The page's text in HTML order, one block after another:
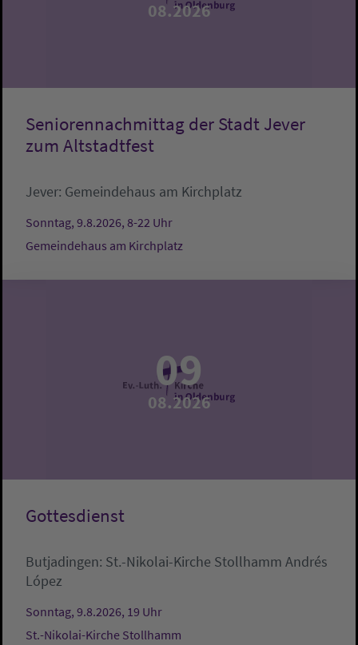
08.2026
Seniorennachmittag der Stadt Jever
zum Altstadtfest
Jever: Gemeindehaus am Kirchplatz
Sonntag, 9.8.2026, 8-22 Uhr
Gemeindehaus am Kirchplatz
09
08.2026
Gottesdienst
Butjadingen: St.-Nikolai-Kirche Stollhamm Andrés
López
Sonntag, 9.8.2026, 19 Uhr
St.-Nikolai-Kirche Stollhamm